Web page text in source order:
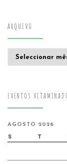
ARQUIVO
EVENTOS
AGOSTO 2026
S T